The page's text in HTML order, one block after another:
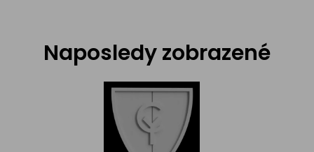
Naposledy zobrazené